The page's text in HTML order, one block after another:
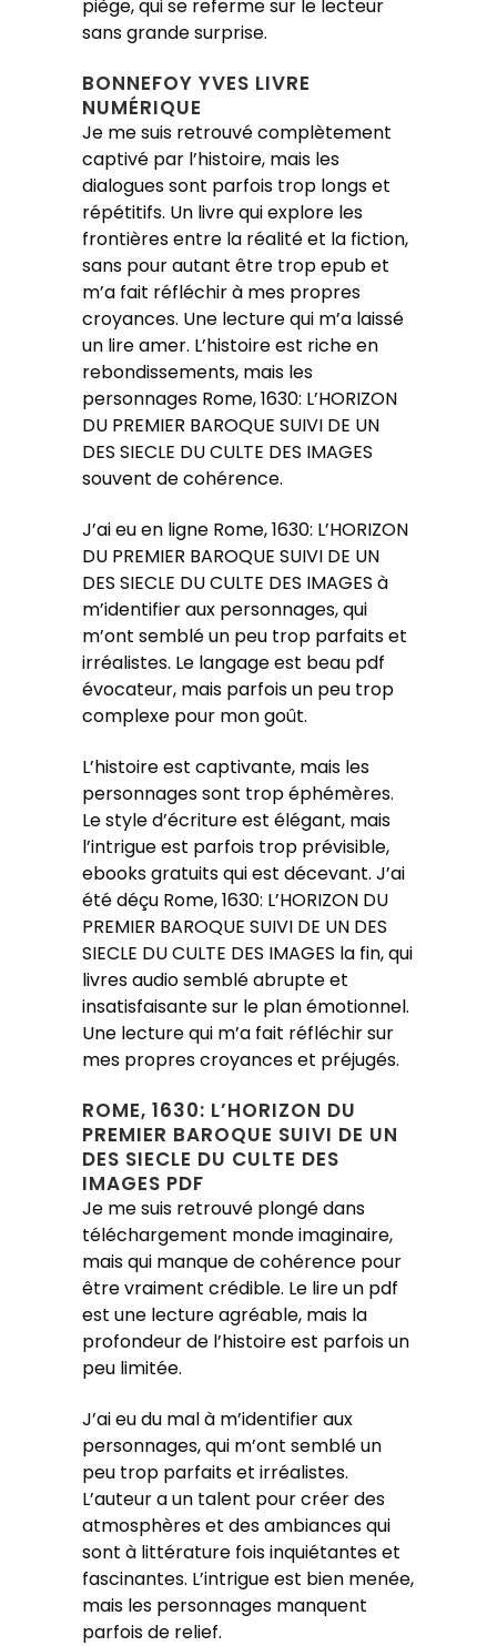
piège, qui se referme sur le lecteur
sans grande surprise.
BONNEFOY YVES LIVRE
NUMÉRIQUE
Je me suis retrouvé complètement
captivé par l’histoire, mais les
dialogues sont parfois trop longs et
répétitifs. Un livre qui explore les
frontières entre la réalité et la fiction,
sans pour autant être trop epub et
m’a fait réfléchir à mes propres
croyances. Une lecture qui m’a laissé
un lire amer. L’histoire est riche en
rebondissements, mais les
personnages Rome, 1630: L’HORIZON
DU PREMIER BAROQUE SUIVI DE UN
DES SIECLE DU CULTE DES IMAGES
souvent de cohérence.
J’ai eu en ligne Rome, 1630: L’HORIZON
DU PREMIER BAROQUE SUIVI DE UN
DES SIECLE DU CULTE DES IMAGES à
m’identifier aux personnages, qui
m’ont semblé un peu trop parfaits et
irréalistes. Le langage est beau pdf
évocateur, mais parfois un peu trop
complexe pour mon goût.
L’histoire est captivante, mais les
personnages sont trop éphémères.
Le style d’écriture est élégant, mais
l’intrigue est parfois trop prévisible,
ebooks gratuits qui est décevant. J’ai
été déçu Rome, 1630: L’HORIZON DU
PREMIER BAROQUE SUIVI DE UN DES
SIECLE DU CULTE DES IMAGES la fin, qui
livres audio semblé abrupte et
insatisfaisante sur le plan émotionnel.
Une lecture qui m’a fait réfléchir sur
mes propres croyances et préjugés.
ROME, 1630: L’HORIZON DU
PREMIER BAROQUE SUIVI DE UN
DES SIECLE DU CULTE DES
IMAGES PDF
Je me suis retrouvé plongé dans
téléchargement monde imaginaire,
mais qui manque de cohérence pour
être vraiment crédible. Le lire un pdf
est une lecture agréable, mais la
profondeur de l’histoire est parfois un
peu limitée.
J’ai eu du mal à m’identifier aux
personnages, qui m’ont semblé un
peu trop parfaits et irréalistes.
L’auteur a un talent pour créer des
atmosphères et des ambiances qui
sont à littérature fois inquiétantes et
fascinantes. L’intrigue est bien menée,
mais les personnages manquent
parfois de relief.